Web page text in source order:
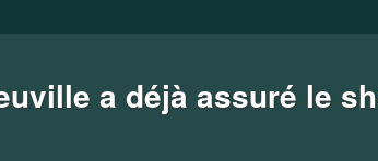
a déjà assuré le